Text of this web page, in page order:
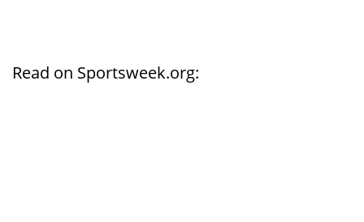
Read on Sportsweek.org: